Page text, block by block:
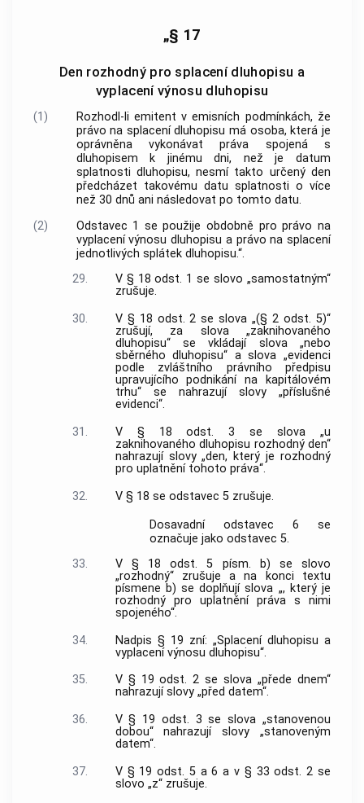
„§ 17
Den rozhodný pro splacení dluhopisu a
vyplacení výnosu dluhopisu
(1)
Rozhodl-li emitent v emisních podmínkách, že
právo na splacení dluhopisu má osoba, která je
oprávněna vykonávat práva spojená s
dluhopisem k jinému dni, než je datum
splatnosti dluhopisu, nesmí takto určený den
předcházet takovému datu splatnosti o více
než 30 dnů ani následovat po tomto datu.
(2)
Odstavec 1 se použije obdobně pro právo na
vyplacení výnosu dluhopisu a právo na splacení
jednotlivých splátek dluhopisu.“.
29.
V § 18 odst. 1 se slovo „samostatným“
zrušuje.
30.
V § 18 odst. 2 se slova „(§ 2 odst. 5)“
zrušují, za slova „zaknihovaného
dluhopisu“ se vkládají slova „nebo
sběrného dluhopisu“ a slova „evidenci
podle zvláštního právního předpisu
upravujícího podnikání na kapitálovém
trhu“ se nahrazují slovy „příslušné
evidenci“.
31.
V § 18 odst. 3 se slova „u
zaknihovaného dluhopisu rozhodný den“
nahrazují slovy „den, který je rozhodný
pro uplatnění tohoto práva“.
32.
V § 18 se odstavec 5 zrušuje.
Dosavadní odstavec 6 se
označuje jako odstavec 5.
33.
V § 18 odst. 5 písm. b) se slovo
„rozhodný“ zrušuje a na konci textu
písmene b) se doplňují slova „, který je
rozhodný pro uplatnění práva s nimi
spojeného“.
34.
Nadpis § 19 zní: „Splacení dluhopisu a
vyplacení výnosu dluhopisu“.
35.
V § 19 odst. 2 se slova „přede dnem“
nahrazují slovy „před datem“.
36.
V § 19 odst. 3 se slova „stanovenou
dobou“ nahrazují slovy „stanoveným
datem“.
37.
V § 19 odst. 5 a 6 a v § 33 odst. 2 se
slovo „z“ zrušuje.